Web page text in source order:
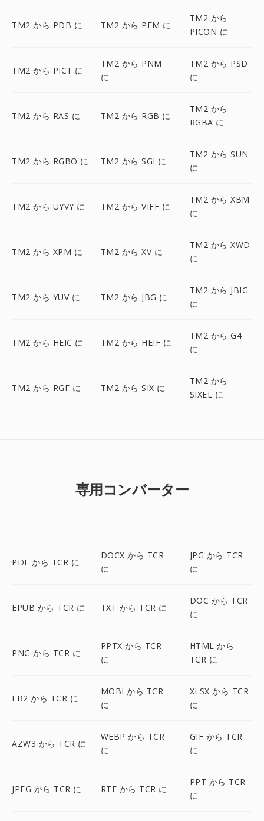
TM2 から PDB に TM2 から PFM に
TM2 から
PICON に
TM2 から PICT に
TM2 から PNM
に
TM2 から PSD
に
TM2 から RAS に TM2 から RGB に
TM2 から
RGBA に
TM2 から RGBO に TM2 から SGI に
TM2 から SUN
に
TM2 から UYVY に TM2 から VIFF に
TM2 から XBM
に
TM2 から XPM に TM2 から XV に
TM2 から XWD
に
TM2 から YUV に TM2 から JBG に
TM2 から JBIG
に
TM2 から HEIC に TM2 から HEIF に
TM2 から G4
に
TM2 から RGF に TM2 から SIX に
TM2 から
SIXEL に
専用コンバーター
PDF から TCR に
DOCX から TCR
に
JPG から TCR
に
EPUB から TCR に TXT から TCR に
DOC から TCR
に
PNG から TCR に
PPTX から TCR
に
HTML から
TCR に
FB2 から TCR に
MOBI から TCR
に
XLSX から TCR
に
AZW3 から TCR に
WEBP から TCR
に
GIF から TCR
に
JPEG から TCR に RTF から TCR に
PPT から TCR
に